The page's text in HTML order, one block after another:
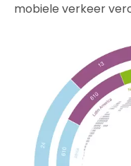
mobiele verkeer